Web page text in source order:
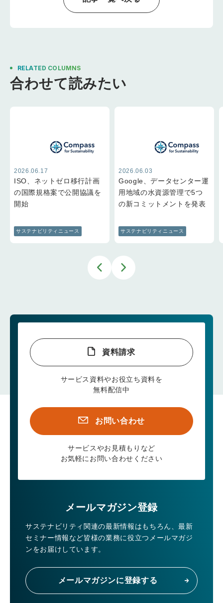
RELATED COLUMNS
合わせて読みたい
2026.06.17
ISO、ネットゼロ移行計画
の国際規格案で公開協議を
開始
サステナビリティニュース
2026.06.03
Google、データセンター運
用地域の水資源管理で5つ
の新コミットメントを発表
サステナビリティニュース
資料請求
サービス資料やお役立ち資料を
無料配信中
お問い合わせ
サービスやお見積もりなど
お気軽にお問い合わせください
メールマガジン登録
サステナビリティ関連の最新情報はもちろん、最新
セミナー情報など皆様の業務に役立つメールマガジ
ンをお届けしています。
メールマガジンに登録する